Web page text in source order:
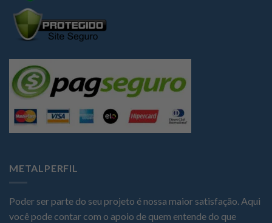
METALPERFIL
Poder ser parte do seu projeto é nossa maior satisfação. Aqui
você pode contar com o apoio de quem entende do que